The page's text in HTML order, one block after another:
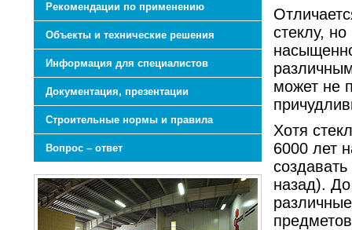
Рекомендации по применению
Объекты и технические решения
Информация для специалистов
Документация, презентации
Строительные нормы и правила
Вопрос – ответ
стеклу,
может не
Хотя
6000 лет
назад).